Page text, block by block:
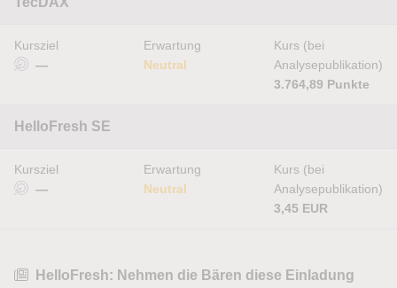
Kursziel
—
Erwartung
Neutral
Kurs (bei
Analysepublikation)
3.764,89 Punkte
HelloFresh SE
Kursziel
—
Erwartung
Neutral
Kurs (bei
Analysepublikation)
3,45 EUR
HelloFresh: Nehmen die Bären diese Einladung